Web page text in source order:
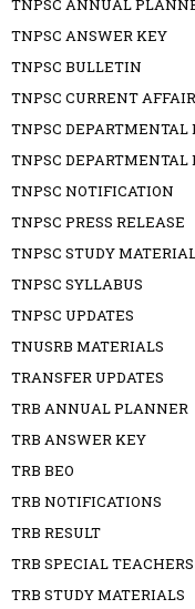
TNPSC ANSWER KEY
TNPSC BULLETIN
TNPSC CURRENT
TNPSC DEPARTMENTAL
TNPSC
TNPSC NOTIFICATION
TNPSC PRESS RELEASE
TNPSC STUDY
TNPSC SYLLABUS
TNPSC UPDATES
TNUSRB MATERIALS
TRANSFER UPDATES
TRB ANNUAL PLANNER
TRB ANSWER KEY
TRB BEO
TRB NOTIFICATIONS
TRB RESULT
TRB SPECIAL TEACHERS
TRB STUDY MATERIALS